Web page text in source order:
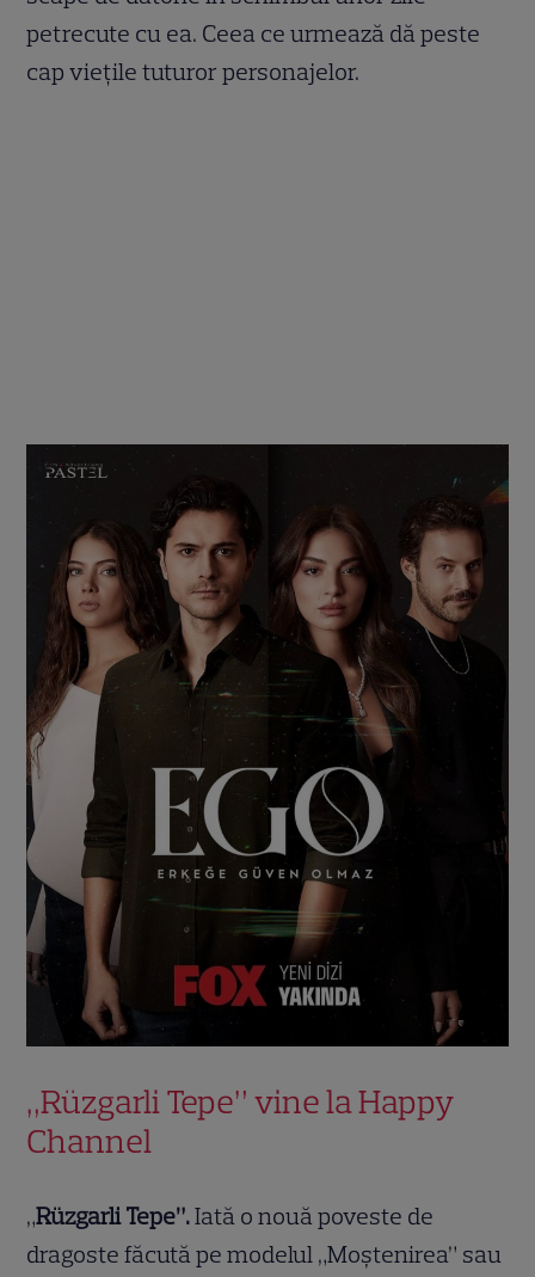
petrecute cu ea. Ceea ce urmează dă peste
cap viețile tuturor personajelor.
„Rüzgarli Tepe” vine la Happy
Channel
„Rüzgarli Tepe”.Iată o nouă poveste de
dragoste făcută pe modelul „Moștenirea” sau